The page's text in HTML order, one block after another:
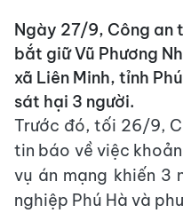
Ngày 27/9, Công an
bắt giữ Vũ Phương
xã Liên Minh, tỉnh
sát hại 3 người.
Trước đó, tối 26/9,
tin báo về việc
vụ án mạng khiến 3
nghiệp Phú Hà và